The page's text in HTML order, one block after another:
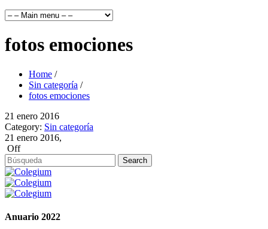
fotos emociones
Home /
Sin categoría /
fotos emociones
21 enero 2016
Category: Sin categoría
21 enero 2016,
Off
Anuario 2022